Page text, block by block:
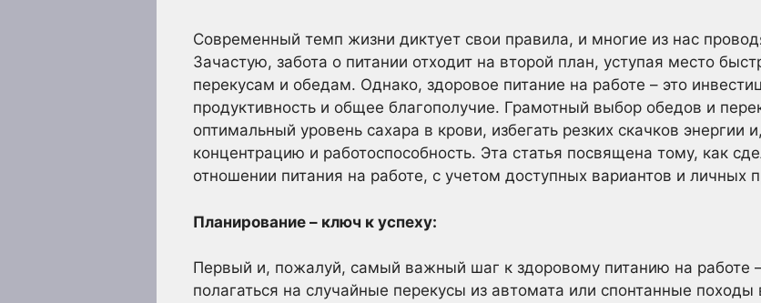
Современный темп жизни диктует свои правила, и многие из нас
Зачастую, забота о питании отходит на второй план, уступая место
перекусам и обедам. Однако, здоровое питание на работе – это
продуктивность и общее благополучие. Грамотный выбор обедов и
оптимальный уровень сахара в крови, избегать резких скачков энергии
концентрацию и работоспособность. Эта статья посвящена тому, как
отношении питания на работе, с учетом доступных вариантов и личных
Планирование – ключ к успеху:
Первый и, пожалуй, самый важный шаг к здоровому питанию на работе
полагаться на случайные перекусы из автомата или спонтанные